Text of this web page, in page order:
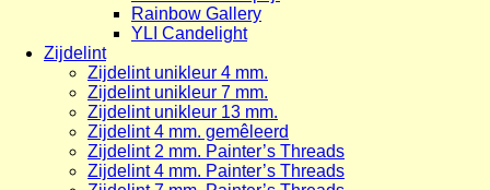
Rainbow Gallery
YLI Candelight
Zijdelint
Zijdelint unikleur 4 mm.
Zijdelint unikleur 7 mm.
Zijdelint unikleur 13 mm.
Zijdelint 4 mm. gemêleerd
Zijdelint 2 mm. Painter’s Threads
Zijdelint 4 mm. Painter’s Threads